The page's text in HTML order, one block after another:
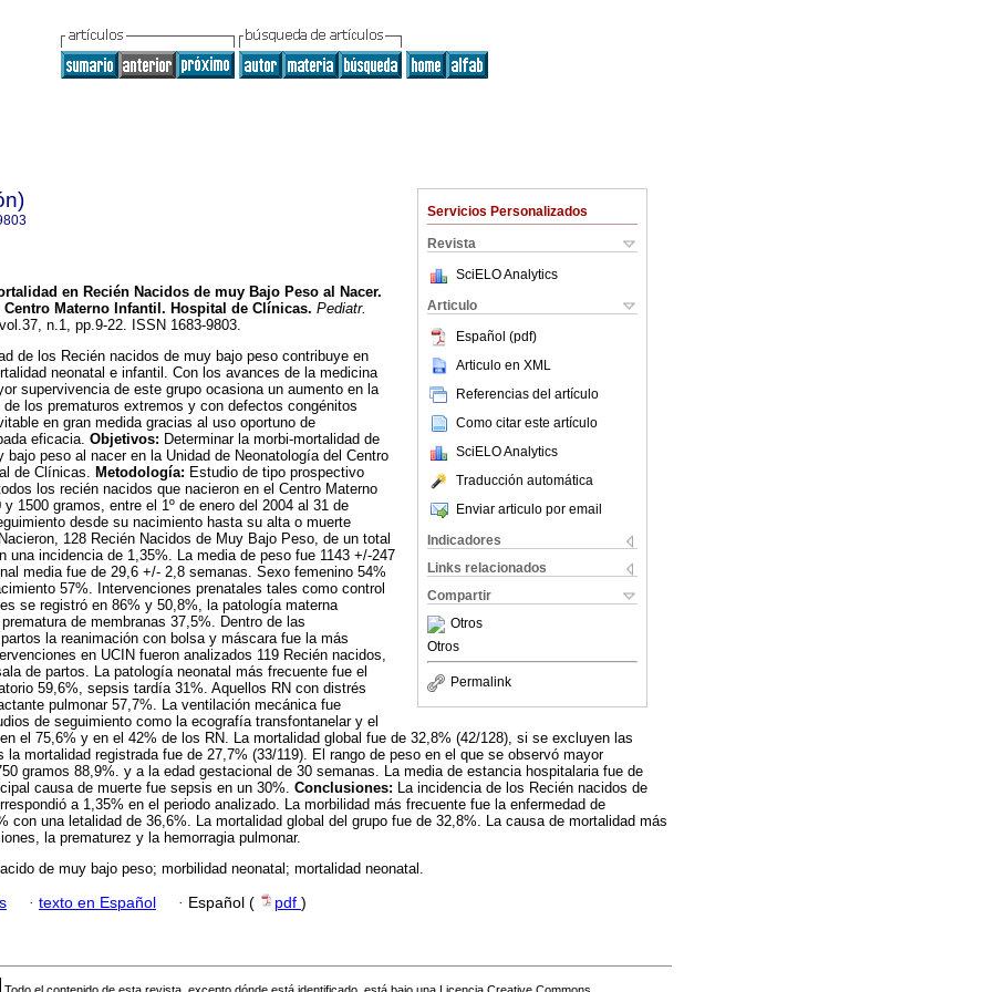
Servicios Personalizados
Revista
SciELO Analytics
Articulo
Español (pdf)
Articulo en XML
Referencias del artículo
Como citar este artículo
SciELO Analytics
Traducción automática
Enviar articulo por email
Indicadores
Links relacionados
Compartir
Otros
Otros
Permalink
en Recién Nacidos de muy Bajo Peso al Nacer.
Materno Infantil. Hospital de Clínicas. Pediatr.
n.1, pp.9-22. ISSN 1683-9803.
de los Recién nacidos de muy bajo peso contribuye en
neonatal e infantil. Con los avances de la medicina
supervivencia de este grupo ocasiona un aumento en la
los prematuros extremos y con defectos congénitos
en gran medida gracias al uso oportuno de
eficacia. Objetivos: Determinar la morbi-mortalidad de
bajo peso al nacer en la Unidad de Neonatología del Centro
de Clínicas. Metodología: Estudio de tipo prospectivo
los recién nacidos que nacieron en el Centro Materno
y 1500 gramos, entre el 1º de enero del 2004 al 31 de
desde su nacimiento hasta su alta o muerte
Nacieron, 128 Recién Nacidos de Muy Bajo Peso, de un total
una incidencia de 1,35%. La media de peso fue 1143 +/-247
media fue de 29,6 +/- 2,8 semanas. Sexo femenino 54%
57%. Intervenciones prenatales tales como control
se registró en 86% y 50,8%, la patología materna
de membranas 37,5%. Dentro de las
la reanimación con bolsa y máscara fue la más
en UCIN fueron analizados 119 Recién nacidos,
de partos. La patología neonatal más frecuente fue el
59,6%, sepsis tardía 31%. Aquellos RN con distrés
pulmonar 57,7%. La ventilación mecánica fue
de seguimiento como la ecografía transfontanelar y el
el 75,6% y en el 42% de los RN. La mortalidad global fue de 32,8% (42/128), si se excluyen las
la mortalidad registrada fue de 27,7% (33/119). El rango de peso en el que se observó mayor
gramos 88,9%. y a la edad gestacional de 30 semanas. La media de estancia hospitalaria fue de
causa de muerte fue sepsis en un 30%. Conclusiones: La incidencia de los Recién nacidos de
a 1,35% en el periodo analizado. La morbilidad más frecuente fue la enfermedad de
con una letalidad de 36,6%. La mortalidad global del grupo fue de 32,8%. La causa de mortalidad más
la prematurez y la hemorragia pulmonar.
de muy bajo peso; morbilidad neonatal; mortalidad neonatal.
· texto en Español · Español ( pdf )